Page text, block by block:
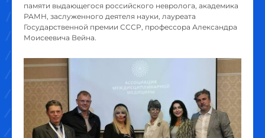
памяти выдающегося российского невролога, академика
РАМН, заслуженного деятеля науки, лауреата
Государственной премии СССР, профессора Александра
Моисеевича Вейна.